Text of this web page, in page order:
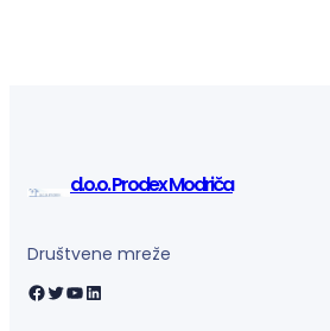
d.o.o. Prodex Modriča
Društvene mreže
Facebook Twitter YouTube LinkedIn